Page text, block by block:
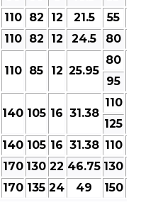
110 82 12 21.5 55
110 82 12 24.5 80
110 85 12 25.95
80
95
140 105 16 31.38
110
125
140 105 16 31.38 110
170 130 22 46.75 130
170 135 24 49 150